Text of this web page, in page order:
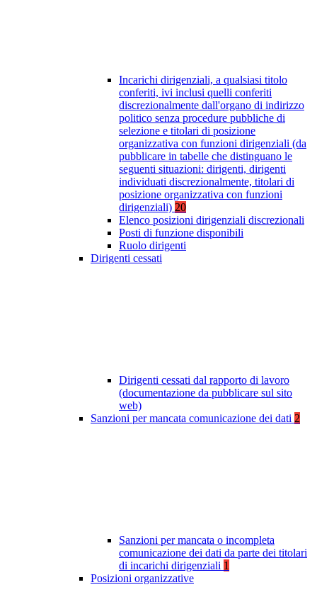
Incarichi dirigenziali, a qualsiasi titolo
conferiti, ivi inclusi quelli conferiti
discrezionalmente dall'organo di indirizzo
politico senza procedure pubbliche di
selezione e titolari di posizione
organizzativa con funzioni dirigenziali (da
pubblicare in tabelle che distinguano le
seguenti situazioni: dirigenti, dirigenti
individuati discrezionalmente, titolari di
posizione organizzativa con funzioni
dirigenziali) 20
Elenco posizioni dirigenziali discrezionali
Posti di funzione disponibili
Ruolo dirigenti
Dirigenti cessati
Dirigenti cessati dal rapporto di lavoro
(documentazione da pubblicare sul sito
web)
Sanzioni per mancata comunicazione dei dati 2
Sanzioni per mancata o incompleta
comunicazione dei dati da parte dei titolari
di incarichi dirigenziali 1
Posizioni organizzative